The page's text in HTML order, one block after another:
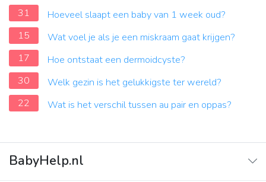
31
Hoeveel slaapt een baby van 1 week oud?
15
Wat voel je als je een miskraam gaat krijgen?
17
Hoe ontstaat een dermoidcyste?
30
Welk gezin is het gelukkigste ter wereld?
22
Wat is het verschil tussen au pair en oppas?
BabyHelp.nl